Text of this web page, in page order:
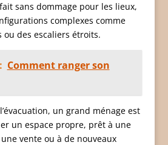
sans dommage pour les lieux,
complexes comme
ou des escaliers étroits.
Comment ranger son
un grand ménage est
un espace propre, prêt à une
vente ou à de nouveaux